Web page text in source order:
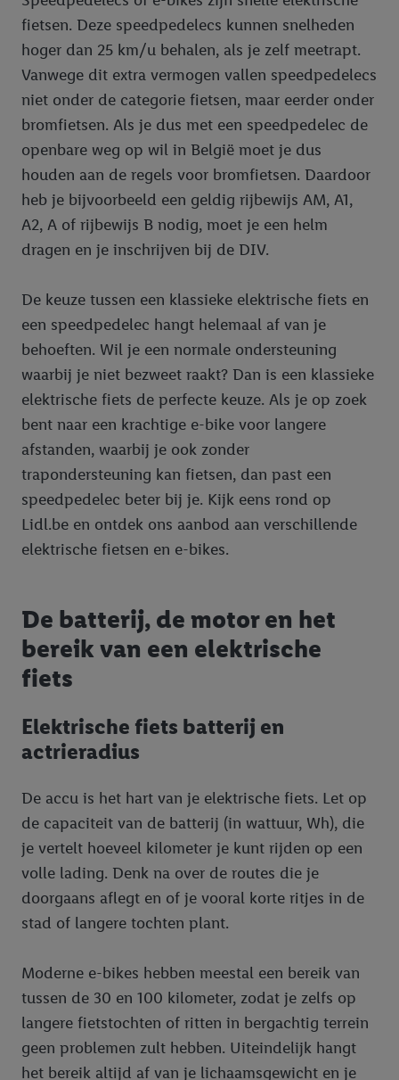
fietsen. Deze speedpedelecs kunnen snelheden
hoger dan 25 km/u behalen, als je zelf meetrapt.
Vanwege dit extra vermogen vallen speedpedelecs
niet onder de categorie fietsen, maar eerder onder
bromfietsen. Als je dus met een speedpedelec de
openbare weg op wil in België moet je dus
houden aan de regels voor bromfietsen. Daardoor
heb je bijvoorbeeld een geldig rijbewijs AM, A1,
A2, A of rijbewijs B nodig, moet je een helm
dragen en je inschrijven bij de DIV.
De keuze tussen een klassieke elektrische fiets en
een speedpedelec hangt helemaal af van je
behoeften. Wil je een normale ondersteuning
waarbij je niet bezweet raakt? Dan is een klassieke
elektrische fiets de perfecte keuze. Als je op zoek
bent naar een krachtige e-bike voor langere
afstanden, waarbij je ook zonder
trapondersteuning kan fietsen, dan past een
speedpedelec beter bij je. Kijk eens rond op
Lidl.be en ontdek ons aanbod aan verschillende
elektrische fietsen en e-bikes.
De batterij, de motor en het
bereik van een elektrische
fiets
Elektrische fiets batterij en
actrieradius
De accu is het hart van je elektrische fiets. Let op
de capaciteit van de batterij (in wattuur, Wh), die
je vertelt hoeveel kilometer je kunt rijden op een
volle lading. Denk na over de routes die je
doorgaans aflegt en of je vooral korte ritjes in de
stad of langere tochten plant.
Moderne e-bikes hebben meestal een bereik van
tussen de 30 en 100 kilometer, zodat je zelfs op
langere fietstochten of ritten in bergachtig terrein
geen problemen zult hebben. Uiteindelijk hangt
het bereik altijd af van je lichaamsgewicht en je